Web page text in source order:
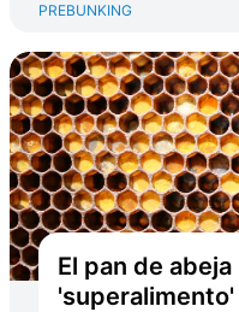
PREBUNKING
El pan de abeja
'superalimento'